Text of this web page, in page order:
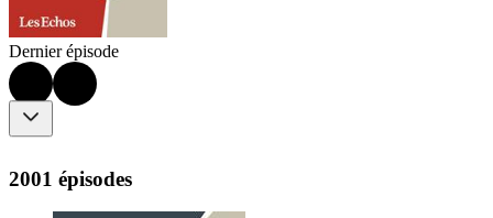
Dernier épisode
2001 épisodes